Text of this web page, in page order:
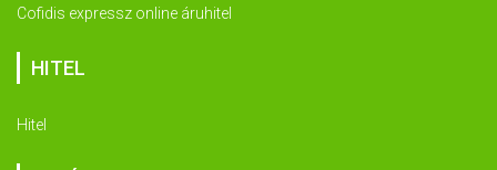
Cofidis expressz online áruhitel
HITEL
Hitel